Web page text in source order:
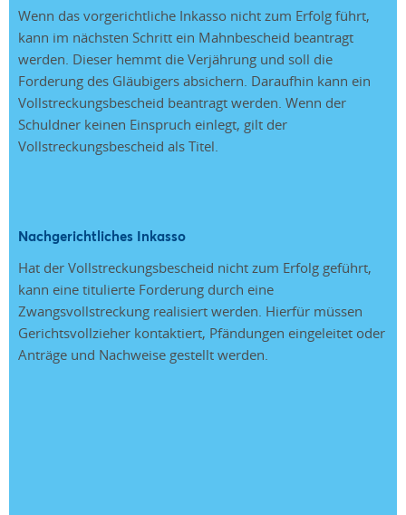
Wenn das vorgerichtliche Inkasso nicht zum Erfolg führt,
kann im nächsten Schritt ein Mahnbescheid beantragt
werden. Dieser hemmt die Verjährung und soll die
Forderung des Gläubigers absichern. Daraufhin kann ein
Vollstreckungsbescheid beantragt werden. Wenn der
Schuldner keinen Einspruch einlegt, gilt der
Vollstreckungsbescheid als Titel.
Nachgerichtliches Inkasso
Hat der Vollstreckungsbescheid nicht zum Erfolg geführt,
kann eine titulierte Forderung durch eine
Zwangsvollstreckung realisiert werden. Hierfür müssen
Gerichtsvollzieher kontaktiert, Pfändungen eingeleitet oder
Anträge und Nachweise gestellt werden.